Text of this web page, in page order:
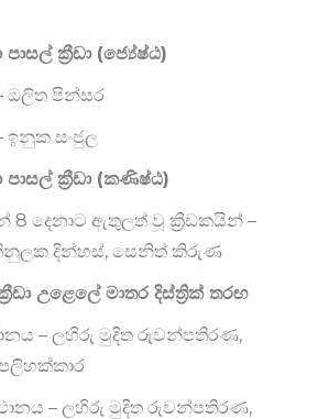
ක්‍රීඩා (ජ්‍යේෂ්ඨ)
ඔලිත පින්සර
ඉනුක සංජුල
පාසල් ක්‍රීඩා (කණිෂ්ඨ)
8 දෙනාට ඇතුලත් වූ ක්‍රීඩකයින් –
දින්හස්, සෙනිත් කිරුණ
උළෙලේ මාතර දිස්ත්‍රික් තරඟ
– ලහිරු මුදිත රුවන්පතිරණ,
– ලහිරු මුදිත රුවන්පතිරණ,